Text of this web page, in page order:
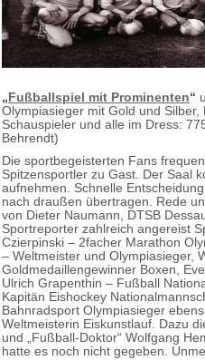
„ Fußballspiel mit Prominenten“
Olympiasieger mit Gold und Silber,
Schauspieler und alle im Dress:
Behrendt)
Die sportbegeisterten Fans
Spitzensportler zu Gast. Der Saal
aufnehmen. Schnelle
nach draußen übertragen. Rede
von Dieter Naumann, DTSB
Sportreporter zahlreich angereist
Czierpinski – 2facher Marathon
– Weltmeister und Olympiasieger,
Goldmedaillengewinner Boxen,
Ulrich Grapenthin – Fußball
Kapitän Eishockey
Bahnradsport Olympiasieger
Weltmeisterin Eiskunstlauf. Dazu
und „Fußball-Doktor“ Wolfgang
hatte es noch nicht gegeben.